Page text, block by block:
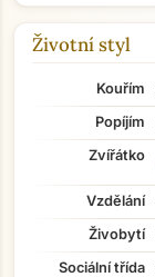
Životní styl
Kouřím
Popíjím
Zvířátko
Vzdělání
Živobytí
Sociální třída